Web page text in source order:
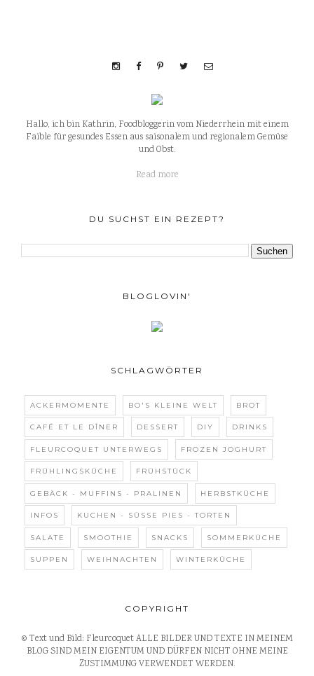
Hallo, ich bin Kathrin, Foodbloggerin vom Niederrhein mit einem
Faible für gesundes Essen aus saisonalem und regionalem Gemüse
und Obst.
Read more
DU SUCHST EIN REZEPT?
BLOGLOVIN'
SCHLAGWÖRTER
ACKERMOMENTE BO'S KLEINE WELT BROT
CAFÉ ET LE DÎNER DESSERT DIY DRINKS
FLEURCOQUET UNTERWEGS FROZEN JOGHURT
FRÜHLINGSKÜCHE FRÜHSTÜCK
GEBÄCK - MUFFINS - PRALINEN HERBSTKÜCHE
INFOS KUCHEN - SÜSSE PIES - TORTEN
SALATE SMOOTHIE SNACKS SOMMERKÜCHE
SUPPEN WEIHNACHTEN WINTERKÜCHE
COPYRIGHT
© Text und Bild: Fleurcoquet ALLE BILDER UND TEXTE IN MEINEM
BLOG SIND MEIN EIGENTUM UND DÜRFEN NICHT OHNE MEINE
ZUSTIMMUNG VERWENDET WERDEN.